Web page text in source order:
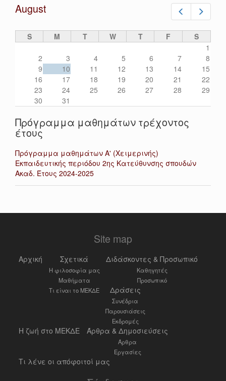
August
S M T W T F
S
1
2
3 4 5 6 7
8
9
10 11 12 13 14
15
16
17 18 19 20 21
22
23
24 25 26 27 28
29
30
31
Πρόγραμμα μαθημάτων τρέχοντος
έτους
Πρόγραμμα μαθημάτων Α' (Χειμερινής)
Εκπαιδευτικής περιόδου 2ης Κατεύθυνσης σπουδών
Ακαδ. Έτους 2024-2025
Site map
Αρχική Σχετικά
Η φιλοσοφία μας
Μαθήματα
Τι είναι το ΜΕΚΔΕ
Διδάσκοντες & Προσωπικό
Καθηγητές
Προσωπικό
Δράσεις
Συνέδρια
Παρουσιάσεις
Εκδρομές
Η ζωή στο ΜΕΚΔΕ Άρθρα & Δημοσιεύσεις
Άρθρα
Εργασίες
Τι λένε οι απόφοιτοί μας